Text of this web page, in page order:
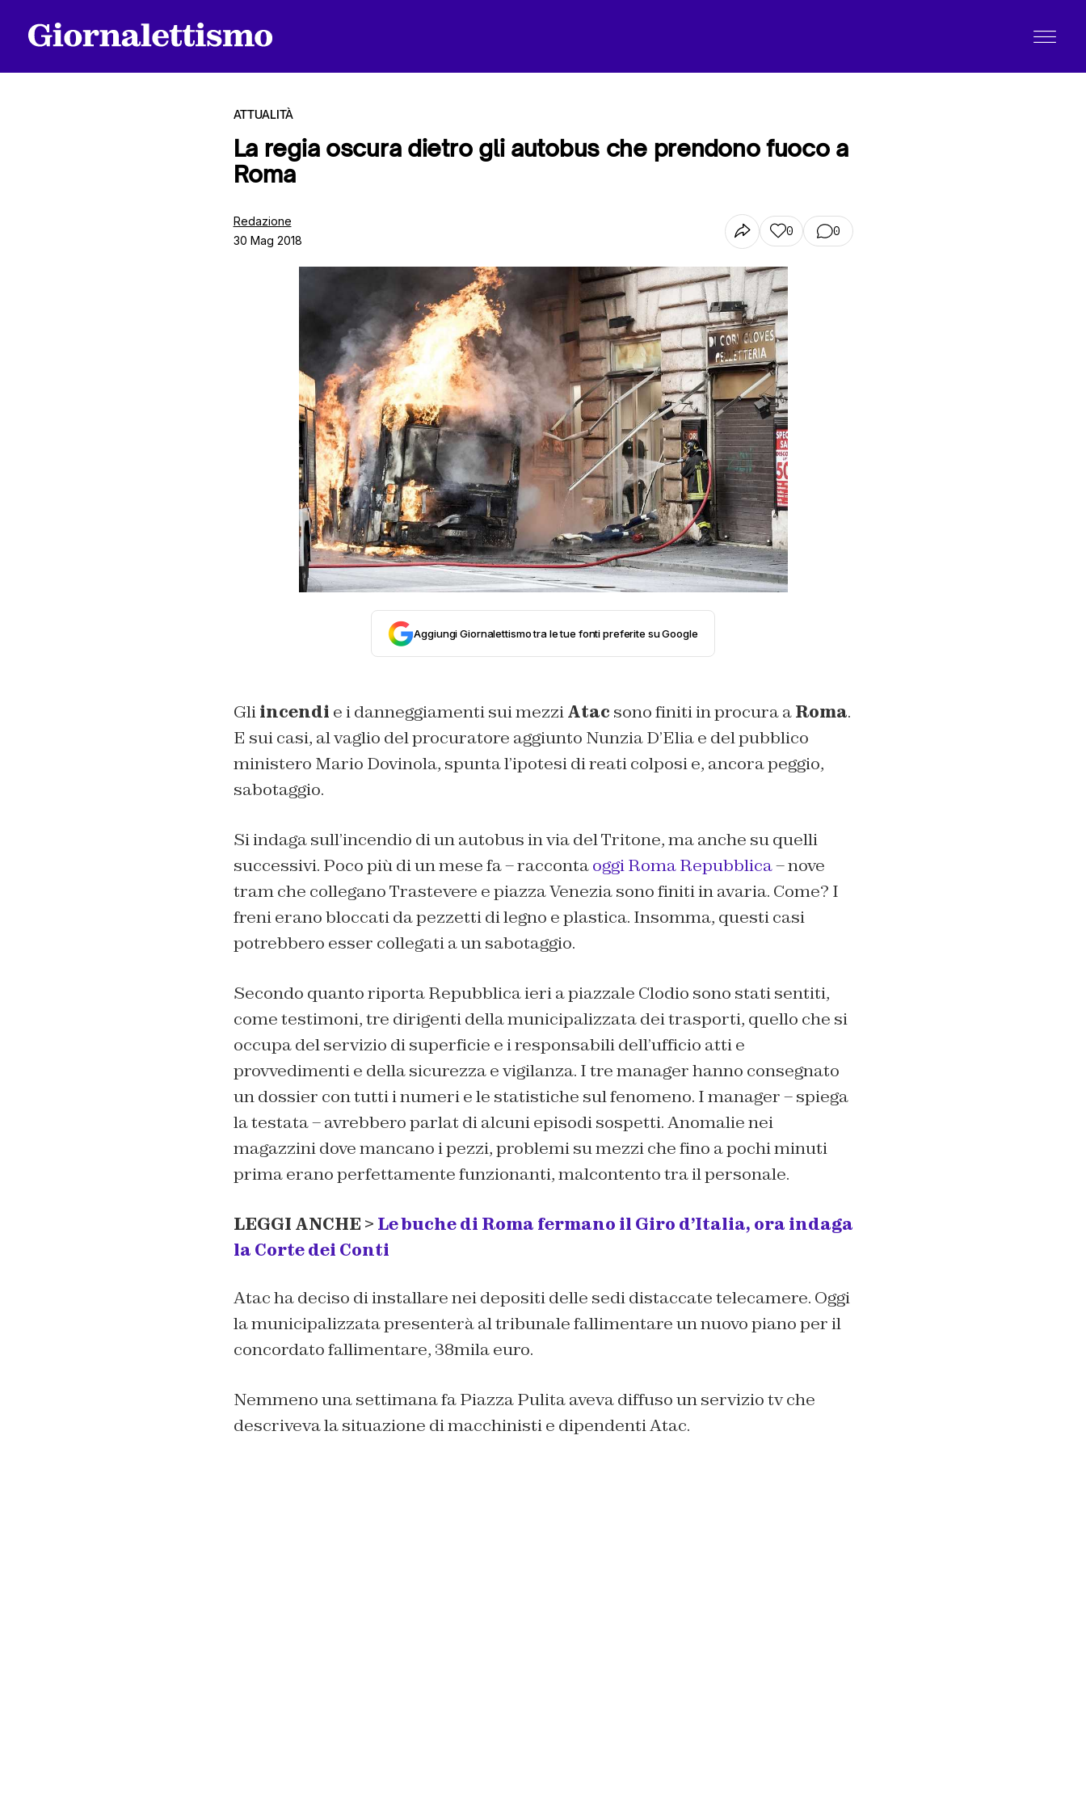
ATTUALITÀ
La regia oscura dietro gli autobus che prendono fuoco a
Roma
Redazione
30 Mag 2018
0 0
Aggiungi Giornalettismo tra le tue fonti preferite su Google
Gliincendi e i danneggiamenti sui mezziAtac sono finiti in procura aRoma.
E sui casi, al vaglio del procuratore aggiunto Nunzia D’Elia e del pubblico
ministero Mario Dovinola, spunta l’ipotesi di reati colposi e, ancora peggio,
sabotaggio.
Si indaga sull’incendio di un autobus in via del Tritone, ma anche su quelli
successivi. Poco più di un mese fa – raccontaoggi Roma Repubblica– nove
tram che collegano Trastevere e piazza Venezia sono finiti in avaria. Come? I
freni erano bloccati da pezzetti di legno e plastica. Insomma, questi casi
potrebbero esser collegati a un sabotaggio.
Secondo quanto riporta Repubblica ieri a piazzale Clodio sono stati sentiti,
come testimoni, tre dirigenti della municipalizzata dei trasporti, quello che si
occupa del servizio di superficie e i responsabili dell’ufficio atti e
provvedimenti e della sicurezza e vigilanza. I tre manager hanno consegnato
un dossier con tutti i numeri e le statistiche sul fenomeno. I manager – spiega
la testata – avrebbero parlat di alcuni episodi sospetti. Anomalie nei
magazzini dove mancano i pezzi, problemi su mezzi che fino a pochi minuti
prima erano perfettamente funzionanti, malcontento tra il personale.
LEGGI ANCHE > Le buche di Roma fermano il Giro d’Italia, ora indaga
la Corte dei Conti
Atac ha deciso di installare nei depositi delle sedi distaccate telecamere. Oggi
la municipalizzata presenterà al tribunale fallimentare un nuovo piano per il
concordato fallimentare, 38mila euro.
Nemmeno una settimana fa Piazza Pulita aveva diffuso un servizio tv che
descriveva la situazione di macchinisti e dipendenti Atac.